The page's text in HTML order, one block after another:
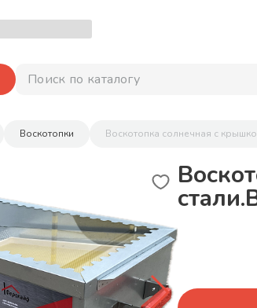
Поиск по каталогу
Воскотопки Воскотопка солнечная с